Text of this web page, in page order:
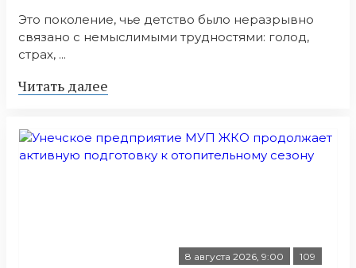
Это поколение, чье детство было неразрывно
связано с немыслимыми трудностями: голод,
страх, ...
Читать далее
8 августа 2026, 9:00 109